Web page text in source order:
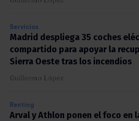
Servicios
Madrid despliega 35 coches
compartido para apoyar la
Sierra Oeste tras los incendios
Guillermo López
Renting
Arval y Athlon ponen el foco en